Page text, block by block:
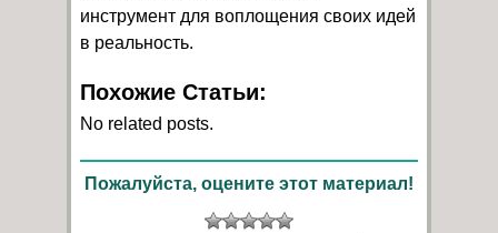
инструмент для воплощения своих идей
в реальность.
Похожие Статьи:
No related posts.
Пожалуйста, оцените этот материал!